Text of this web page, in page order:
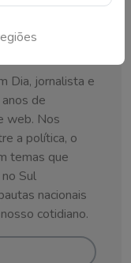
Dia, jornalista e
de
web. Nos
a política, o
temas que
Sul
nacionais
cotidiano.